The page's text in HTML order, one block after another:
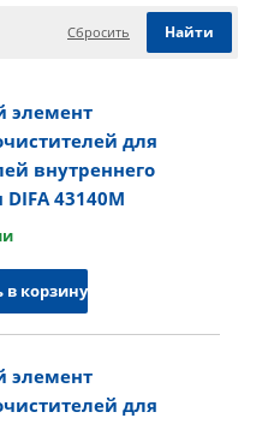
Сбросить
элемент
для
внутреннего
DIFA 43140M
в корзину
элемент
для